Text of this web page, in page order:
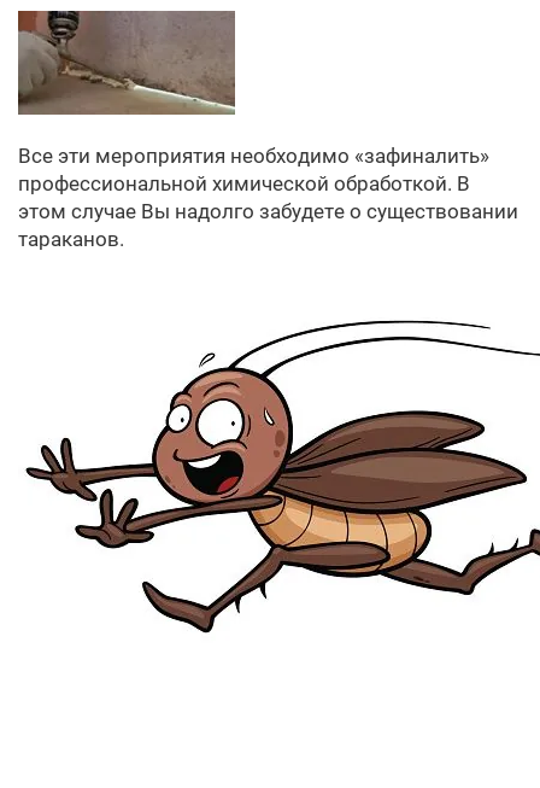
Все эти мероприятия необходимо «зафиналить»
профессиональной химической обработкой. В
этом случае Вы надолго забудете о существовании
тараканов.